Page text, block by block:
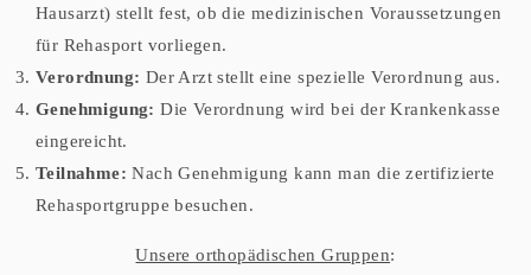
Hausarzt) stellt fest, ob die medizinischen Voraussetzungen
für Rehasport vorliegen.
Verordnung: Der Arzt stellt eine spezielle Verordnung aus.
Genehmigung: Die Verordnung wird bei der Krankenkasse
eingereicht.
Teilnahme: Nach Genehmigung kann man die zertifizierte
Rehasportgruppe besuchen.
Unsere orthopädischen Gruppen: